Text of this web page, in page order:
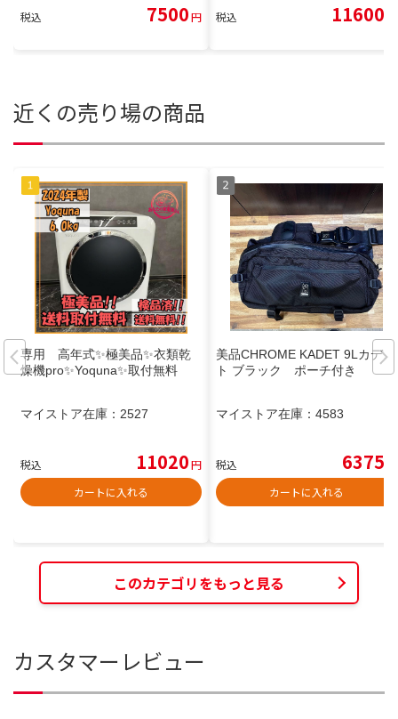
税込 7500円 税込 11600
近くの売り場の商品
専用 高年式✨極美品✨衣類乾
燥機pro✨Yoquna✨取付無料
マイストア在庫： 2527
税込 11020円
カートに入れる
美品CHROME KADET 9Lカデッ
ト ブラック ポーチ付き
マイストア在庫： 4583
税込 6375
カートに入れる
このカテゴリをもっと見る
カスタマーレビュー